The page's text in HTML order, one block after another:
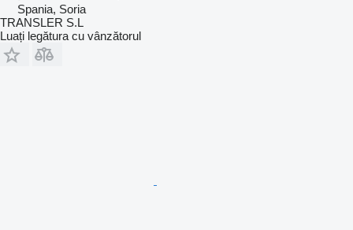
Spania, Soria
TRANSLER S.L
Luați legătura cu vânzătorul